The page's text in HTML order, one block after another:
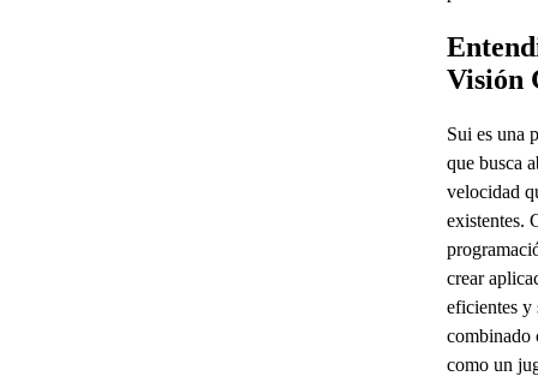
Visión
Sui es una
que busca
velocidad
existentes.
crear
eficientes y
combinado
como un